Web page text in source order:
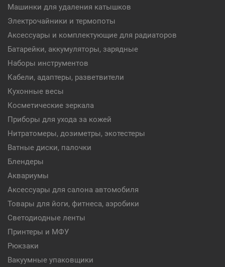
Машинки для удаления катышков
Электрочайники и термопоты
Аксессуары и комплектующие для радиаторов
Батарейки, аккумуляторы, зарядные
Наборы инструментов
Кабели, адаптеры, разветвители
Кухонные весы
Косметические зеркала
Приборы для ухода за кожей
Нитратомеры, дозиметры, экотестеры
Ватные диски, палочки
Блендеры
Аквариумы
Аксессуары для салона автомобиля
Товары для йоги, фитнеса, аэробики
Светодиодные ленты
Принтеры и МФУ
Рюкзаки
Вакуумные упаковщики